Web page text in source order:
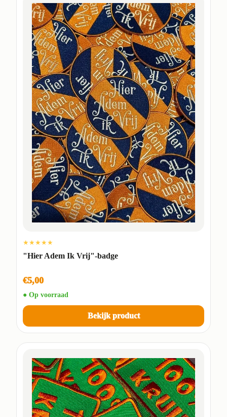
★★★★★
"Hier Adem Ik Vrij"-badge
€5,00
● Op voorraad
Bekijk product